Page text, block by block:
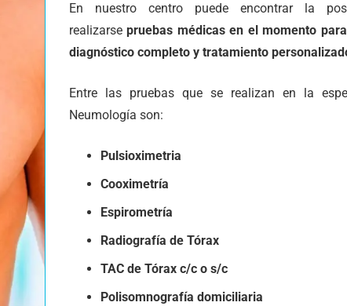
En nuestro centro puede encontrar la
realizarsepruebas médicas en el momento
diagnóstico completo y tratamiento
Entre las pruebas que se realizan en la
Neumología son:
Pulsioximetria
Cooximetría
Espirometría
Radiografía de Tórax
TAC de Tórax c/c o s/c
Polisomnografía domiciliaria